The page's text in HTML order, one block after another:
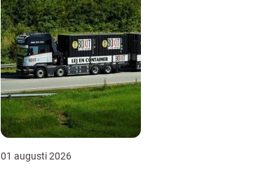
01 augusti 2026